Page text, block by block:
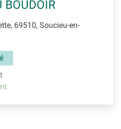
BOUDOIR
69510, Soucieu-en-